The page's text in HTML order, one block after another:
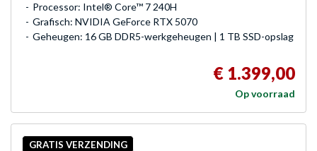
Processor: Intel® Core™ 7 240H
Grafisch: NVIDIA GeForce RTX 5070
Geheugen: 16 GB DDR5-werkgeheugen | 1 TB SSD-opslag
€ 1.399,00
Op voorraad
GRATIS VERZENDING